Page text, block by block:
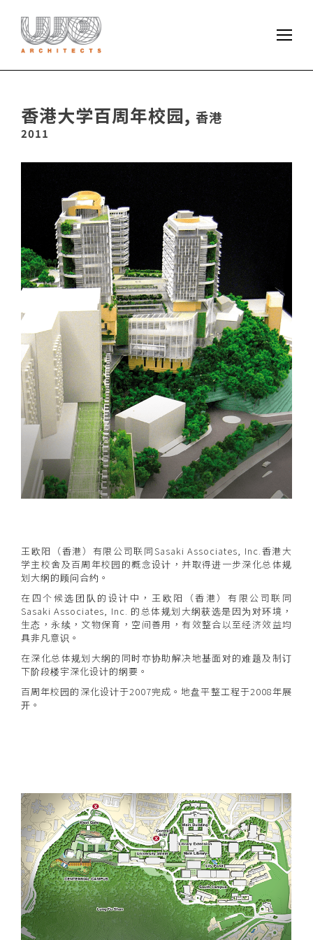
香港大学百周年校园, 香港
2011
王欧阳（香港）有限公司联同Sasaki Associates, Inc.香港大
学主校舍及百周年校园的概念设计，并取得进一步深化总体规
划大纲的顾问合约。
在四个候选团队的设计中，王欧阳（香港）有限公司联同
Sasaki Associates, Inc. 的总体规划大纲获选是因为对环境，
生态，永续，文物保育，空间善用，有效整合以至经济效益均
具非凡意识。
在深化总体规划大纲的同时亦协助解决地基面对的难题及制订
下阶段楼宇深化设计的纲要。
百周年校园的深化设计于2007完成。地盘平整工程于2008年展
开。